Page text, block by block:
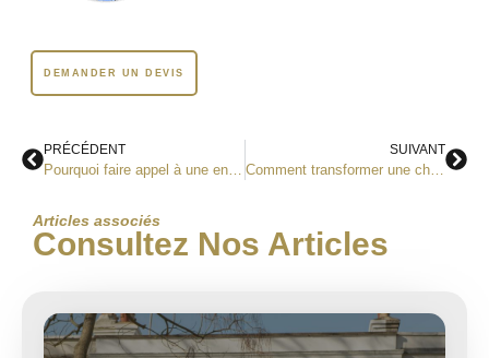
DEMANDER UN DEVIS
PRÉCÉDENT SUIVANT
Comment transformer une chambre en bureau fonctionnel ?
Articles associés
Consultez Nos Articles